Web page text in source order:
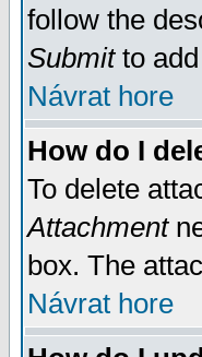
follow the
Submitto add
Návrat hore
How do I
To delete
Attachment
box. The
Návrat hore